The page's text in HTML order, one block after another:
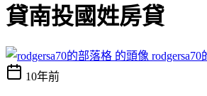
貸南投國姓房貸
10年前